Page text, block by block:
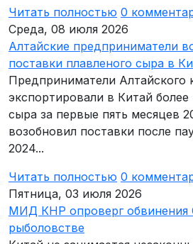
Читать полностью 0
Среда, 08 июля 2026
Алтайские предприниматели
поставки плавленого сыра в
Предприниматели Алтайского
экспортировали в Китай
сыра за первые пять месяцев
возобновил поставки после
2024...
Читать полностью 0
Пятница, 03 июля 2026
МИД КНР опроверг
рыболовстве